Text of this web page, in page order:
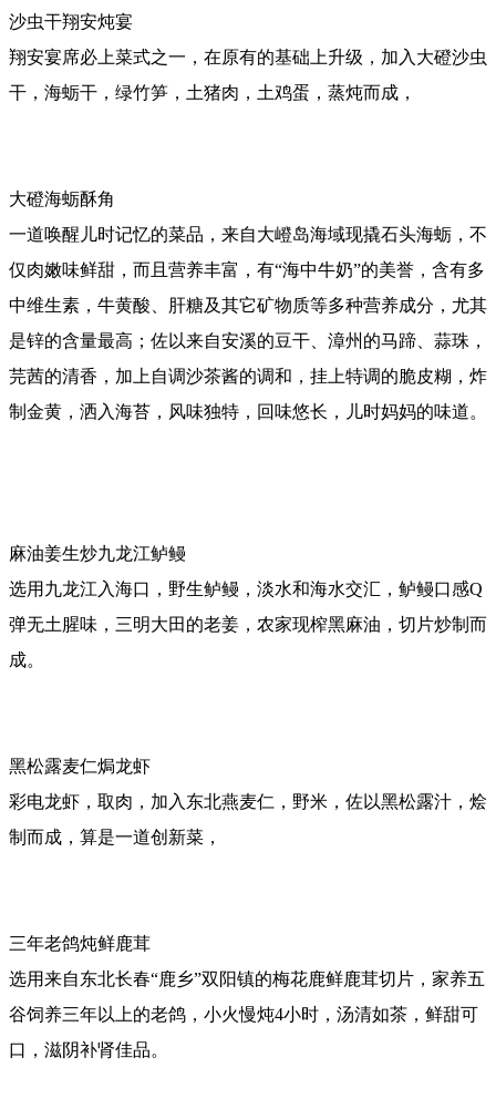
沙虫干翔安炖宴
翔安宴席必上菜式之一，在原有的基础上升级，加入大磴沙虫
干，海蛎干，绿竹笋，土猪肉，土鸡蛋，蒸炖而成，
大磴海蛎酥角
一道唤醒儿时记忆的菜品，来自大嶝岛海域现撬石头海蛎，不
仅肉嫩味鲜甜，而且营养丰富，有“海中牛奶”的美誉，含有多
中维生素，牛黄酸、肝糖及其它矿物质等多种营养成分，尤其
是锌的含量最高；佐以来自安溪的豆干、漳州的马蹄、蒜珠，
芫茜的清香，加上自调沙茶酱的调和，挂上特调的脆皮糊，炸
制金黄，洒入海苔，风味独特，回味悠长，儿时妈妈的味道。
麻油姜生炒九龙江鲈鳗
选用九龙江入海口，野生鲈鳗，淡水和海水交汇，鲈鳗口感Q
弹无土腥味，三明大田的老姜，农家现榨黑麻油，切片炒制而
成。
黑松露麦仁焗龙虾
彩电龙虾，取肉，加入东北燕麦仁，野米，佐以黑松露汁，烩
制而成，算是一道创新菜，
三年老鸽炖鲜鹿茸
选用来自东北长春“鹿乡”双阳镇的梅花鹿鲜鹿茸切片，家养五
谷饲养三年以上的老鸽，小火慢炖4小时，汤清如茶，鲜甜可
口，滋阴补肾佳品。